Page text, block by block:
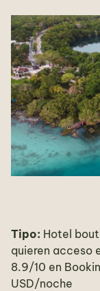
Tipo: Hotel
quieren acceso
8.9/10 en
USD/noche